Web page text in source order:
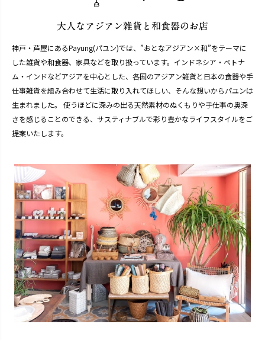
神戸・芦屋にあるPayung(パユン)では、”おとなアジアン×和”をテーマに
した雑貨や和食器、家具などを取り扱っています。インドネシア・ベトナ
ム・インドなどアジアを中心とした、各国のアジアン雑貨と日本の食器や手
仕事雑貨を組み合わせて生活に取り入れてほしい、そんな想いからパユンは
生まれました。 使うほどに深みの出る天然素材のぬくもりや手仕事の奥深
さを感じることのできる、サスティナブルで彩り豊かなライフスタイルをご
提案いたします。